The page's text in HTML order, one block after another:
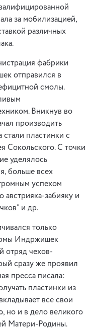
за мобилизацией,
различных
фабрики
отправился в
смолы.
Вникнув во
производить
пластинки с
Сокольского. С точки
уделялось
больше всех
успехом
австрияка-забияку и
и др.
только
Индржишек
отряд чехов-
сразу же проявил
пресса писала:
пластинки из
все свои
но и в дело великого
Матери-Родины.